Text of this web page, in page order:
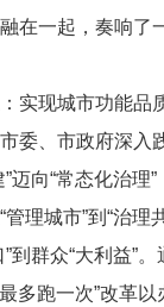
在一起，奏响了
实现城市功能品
委、市政府深入
迈向“常态化治理
“管理城市”到“治理
”到群众“大利益”
最多跑一次”改革